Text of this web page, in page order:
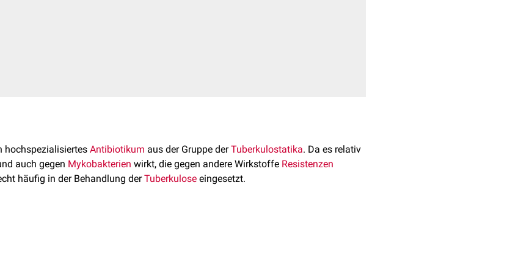
hochspezialisiertes Antibiotikum aus der Gruppe derTuberkulostatika. Da es relativ
auch gegen Mykobakterien wirkt, die gegen andere Wirkstoffe Resistenzen
häufig in der Behandlung derTuberkulose eingesetzt.